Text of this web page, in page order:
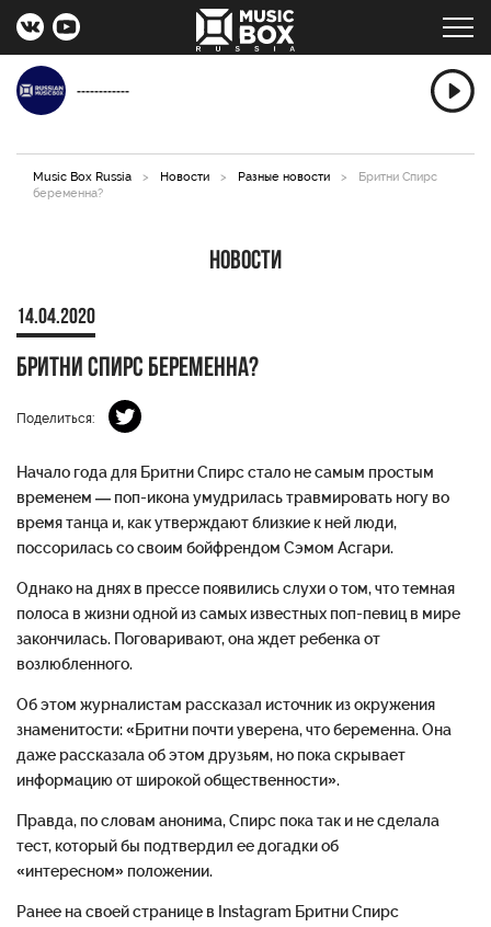
------------
Music Box Russia > Новости > Разные новости >
Бритни Спирс
беременна?
Новости
14.04.2020
Бритни Спирс беременна?
Поделиться:
Начало года для Бритни Спирс стало не самым простым
временем — поп-икона умудрилась травмировать ногу во
время танца и, как утверждают близкие к ней люди,
поссорилась со своим бойфрендом Сэмом Асгари.
Однако на днях в прессе появились слухи о том, что темная
полоса в жизни одной из самых известных поп-певиц в мире
закончилась. Поговаривают, она ждет ребенка от
возлюбленного.
Об этом журналистам рассказал источник из окружения
знаменитости: «Бритни почти уверена, что беременна. Она
даже рассказала об этом друзьям, но пока скрывает
информацию от широкой общественности».
Правда, по словам анонима, Спирс пока так и не сделала
тест, который бы подтвердил ее догадки об
«интересном» положении.
Ранее на своей странице в Instagram Бритни Спирс